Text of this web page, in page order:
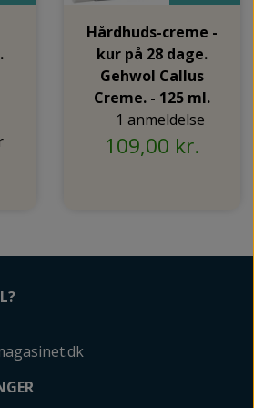
Hårdhuds-creme -
kur på 28 dage.
Gehwol Callus
Creme. - 125 ml.
1 anmeldelse
109,00 kr.